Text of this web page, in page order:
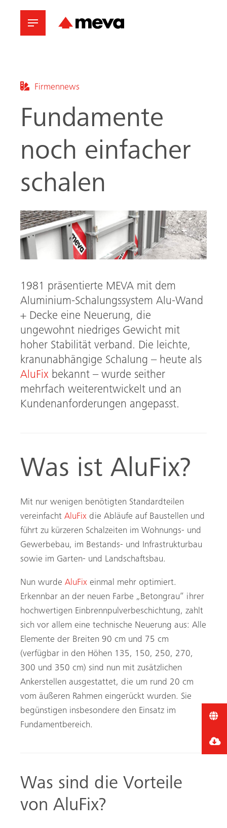
Firmennews
Fundamente
noch einfacher
schalen
1981 präsentierte MEVA mit dem
Aluminium-Schalungssystem Alu-Wand
+ Decke eine Neuerung, die
ungewohnt niedriges Gewicht mit
hoher Stabilität verband. Die leichte,
kranunabhängige Schalung – heute als
AluFix bekannt – wurde seither
mehrfach weiterentwickelt und an
Kundenanforderungen angepasst.
Was ist AluFix?
Mit nur wenigen benötigten Standardteilen
vereinfacht AluFix die Abläufe auf Baustellen und
führt zu kürzeren Schalzeiten im Wohnungs- und
Gewerbebau, im Bestands- und Infrastrukturbau
sowie im Garten- und Landschaftsbau.
Nun wurde AluFix einmal mehr optimiert.
Erkennbar an der neuen Farbe „Betongrau“ ihrer
hochwertigen Einbrennpulverbeschichtung, zahlt
sich vor allem eine technische Neuerung aus: Alle
Elemente der Breiten 90 cm und 75 cm
(verfügbar in den Höhen 135, 150, 250, 270,
300 und 350 cm) sind nun mit zusätzlichen
Ankerstellen ausgestattet, die um rund 20 cm
vom äußeren Rahmen eingerückt wurden. Sie
begünstigen insbesondere den Einsatz im
Fundamentbereich.
Was sind die Vorteile
von AluFix?